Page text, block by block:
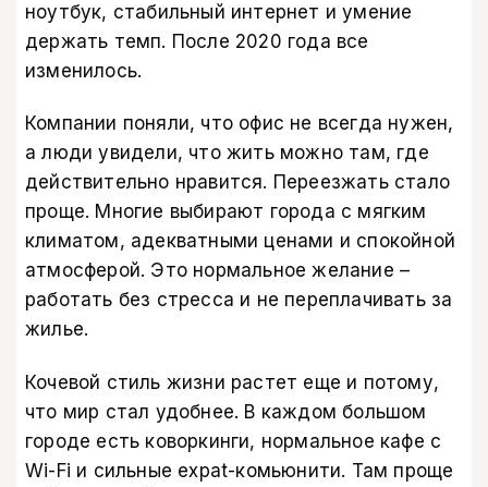
ноутбук, стабильный интернет и умение
держать темп. После 2020 года все
изменилось.
Компании поняли, что офис не всегда нужен,
а люди увидели, что жить можно там, где
действительно нравится. Переезжать стало
проще. Многие выбирают города с мягким
климатом, адекватными ценами и спокойной
атмосферой. Это нормальное желание –
работать без стресса и не переплачивать за
жилье.
Кочевой стиль жизни растет еще и потому,
что мир стал удобнее. В каждом большом
городе есть коворкинги, нормальное кафе с
Wi-Fi и сильные expat-комьюнити. Там проще